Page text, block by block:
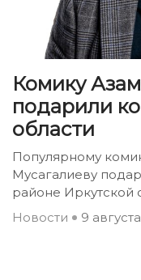
Комику
подарили
области
Популярному
Мусагалиеву
районе Иркутской
Новости
9 августа